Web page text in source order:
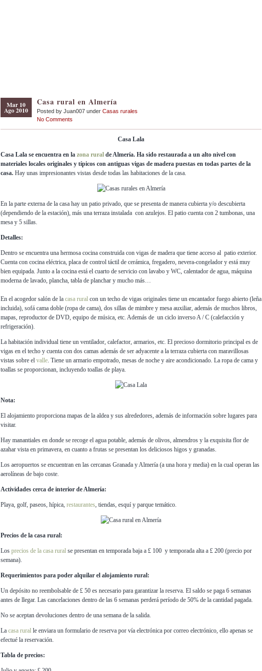
Mar 10
Ago 2010
Casa rural en Almería
Posted by Juan007 under Casas rurales
No Comments
Casa Lala
Casa Lala se encuentra en la zona rural de Almería. Ha sido restaurada a un alto nivel con
materiales locales originales y típicos con antiguas vigas de madera puestas en todas partes de la
casa. Hay unas impresionantes vistas desde todas las habitaciones de la casa.
En la parte externa de la casa hay un patio privado, que se presenta de manera cubierta y/o descubierta
(dependiendo de la estación), más una terraza instalada con azulejos. El patio cuenta con 2 tumbonas, una
mesa y 5 sillas.
Detalles:
Dentro se encuentra una hermosa cocina construida con vigas de madera que tiene acceso al patio exterior.
Cuenta con cocina eléctrica, placa de control táctil de cerámica, fregadero, nevera-congelador y está muy
bien equipada. Junto a la cocina está el cuarto de servicio con lavabo y WC, calentador de agua, máquina
moderna de lavado, plancha, tabla de planchar y mucho más…
En el acogedor salón de la casa rural con un techo de vigas originales tiene un encantador fuego abierto (leña
incluida), sofá cama doble (ropa de cama), dos sillas de mimbre y mesa auxiliar, además de muchos libros,
mapas, reproductor de DVD, equipo de música, etc. Además de un ciclo inverso A / C (calefacción y
refrigeración).
La habitación individual tiene un ventilador, calefactor, armarios, etc. El precioso dormitorio principal es de
vigas en el techo y cuenta con dos camas además de ser adyacente a la terraza cubierta con maravillosas
vistas sobre el valle. Tiene un armario empotrado, mesas de noche y aire acondicionado. La ropa de cama y
toallas se proporcionan, incluyendo toallas de playa.
Nota:
El alojamiento proporciona mapas de la aldea y sus alrededores, además de información sobre lugares para
visitar.
Hay manantiales en donde se recoge el agua potable, además de olivos, almendros y la exquisita flor de
azahar vista en primavera, en cuanto a frutas se presentan los deliciosos higos y granadas.
Los aeropuertos se encuentran en las cercanas Granada y Almería (a una hora y media) en la cual operan las
aerolíneas de bajo coste.
Actividades cerca de interior de Almería:
Playa, golf, paseos, hípica, restaurantes, tiendas, esquí y parque temático.
Precios de la casa rural:
Los precios de la casa rural se presentan en temporada baja a £ 100 y temporada alta a £ 200 (precio por
semana).
Requerimientos para poder alquilar el alojamiento rural:
Un depósito no reembolsable de £ 50 es necesario para garantizar la reserva. El saldo se paga 6 semanas
antes de llegar. Las cancelaciones dentro de las 6 semanas perderá período de 50% de la cantidad pagada.
No se aceptan devoluciones dentro de una semana de la salida.
La casa rural le enviara un formulario de reserva por vía electrónica por correo electrónico, ello apenas se
efectué la reservación.
Tabla de precios: